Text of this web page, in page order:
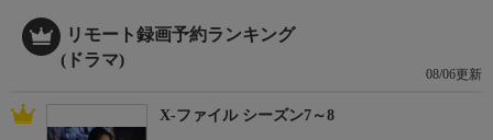
リモート録画予約ランキング
(ドラマ)
08/06更新
X-ファイル シーズン7～8